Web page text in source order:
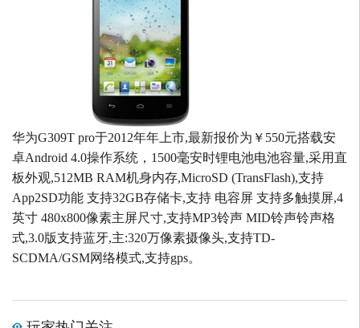
华为G309T pro于2012年年上市,最新报价为￥550元搭载安
卓Android 4.0操作系统，1500毫安时锂电池电池容量,采用直
板外观,512MB RAM机身内存,MicroSD (TransFlash),支持
App2SD功能 支持32GB存储卡,支持 电容屏 支持多触摸屏,4
英寸 480x800像素主屏尺寸,支持MP3铃声 MID铃声铃声格
式,3.0版支持蓝牙,主:320万像素摄像头,支持TD-
SCDMA/GSM网络模式,支持gps。